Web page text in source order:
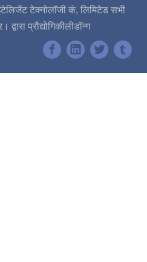
टेक्नोलॉजी कं, लिमिटेड सभी
। द्वारा प्रौद्योगिकीलीडॉन्ग